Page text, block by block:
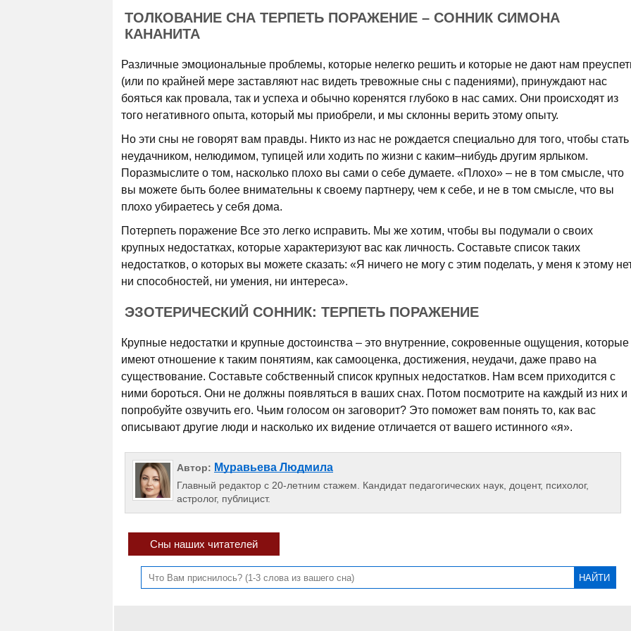
ТОЛКОВАНИЕ СНА ТЕРПЕТЬ ПОРАЖЕНИЕ – СОННИК СИМОНА
КАНАНИТА
Различные эмоциональные проблемы, которые нелегко решить и которые не дают нам
(или по крайней мере заставляют нас видеть тревожные сны с падениями), принуждают нас
бояться как провала, так и успеха и обычно коренятся глубоко в нас самих. Они происходят из
того негативного опыта, который мы приобрели, и мы склонны верить этому опыту.
Но эти сны не говорят вам правды. Никто из нас не рождается специально для того, чтобы стать
неудачником, нелюдимом, тупицей или ходить по жизни с каким–нибудь другим ярлыком.
Поразмыслите о том, насколько плохо вы сами о себе думаете. «Плохо» – не в том смысле, что
вы можете быть более внимательны к своему партнеру, чем к себе, и не в том смысле, что вы
плохо убираетесь у себя дома.
Потерпеть поражение Все это легко исправить. Мы же хотим, чтобы вы подумали о своих
крупных недостатках, которые характеризуют вас как личность. Составьте список таких
недостатков, о которых вы можете сказать: «Я ничего не могу с этим поделать, у меня к этому
ни способностей, ни умения, ни интереса».
ЭЗОТЕРИЧЕСКИЙ СОННИК: ТЕРПЕТЬ ПОРАЖЕНИЕ
Крупные недостатки и крупные достоинства – это внутренние, сокровенные ощущения, которые
имеют отношение к таким понятиям, как самооценка, достижения, неудачи, даже право на
существование. Составьте собственный список крупных недостатков. Нам всем приходится с
ними бороться. Они не должны появляться в ваших снах. Потом посмотрите на каждый из них и
попробуйте озвучить его. Чьим голосом он заговорит? Это поможет вам понять то, как вас
описывают другие люди и насколько их видение отличается от вашего истинного «я».
Автор: Муравьева Людмила
Главный редактор с 20-летним стажем. Кандидат педагогических наук, доцент, психолог,
астролог, публицист.
Сны наших читателей